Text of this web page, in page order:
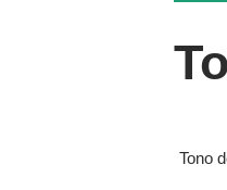
Tono